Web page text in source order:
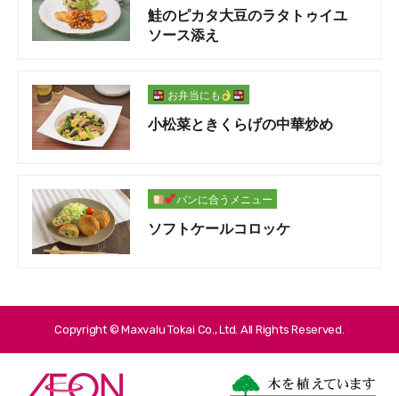
鮭のピカタ大豆のラタトゥイユ
ソース添え
お弁当にも
小松菜ときくらげの中華炒め
パンに合うメニュー
ソフトケールコロッケ
Copyright © Maxvalu Tokai Co., Ltd. All Rights Reserved.